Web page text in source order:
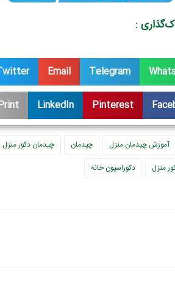
:
Telegram
Email
Pinterest
LinkedIn
آموزش چیدمان منزل چیدمان
چیدمان دکور منزل
منزل دکوراسیون خانه